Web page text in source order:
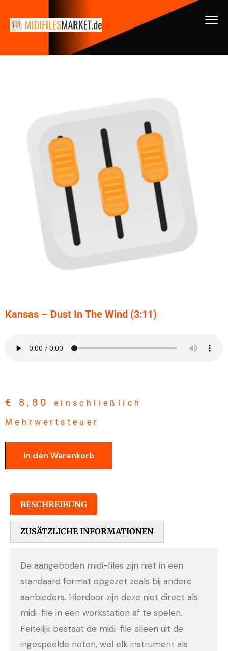
Kansas – Dust In The Wind (3:11)
€ 8,80
einschließlich
Mehrwertsteuer
In den Warenkorb
BESCHREIBUNG
ZUSÄTZLICHE INFORMATIONEN
De aangeboden midi-files zijn niet in een
standaard format opgezet zoals bij andere
aanbieders. Hierdoor zijn deze niet direct als
midi-file in een workstation af te spelen.
Feitelijk bestaat de midi-file alleen uit de
ingespeelde noten, wel elk instrument als